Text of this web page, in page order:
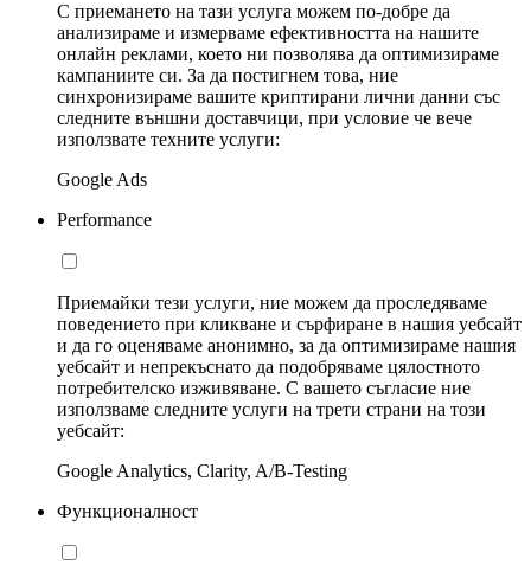
С приемането на тази услуга можем по-добре да
анализираме и измерваме ефективността на нашите
онлайн реклами, което ни позволява да оптимизираме
кампаниите си. За да постигнем това, ние
синхронизираме вашите криптирани лични данни със
следните външни доставчици, при условие че вече
използвате техните услуги:
Google Ads
Performance
Приемайки тези услуги, ние можем да проследяваме
поведението при кликване и сърфиране в нашия уебсайт
и да го оценяваме анонимно, за да оптимизираме нашия
уебсайт и непрекъснато да подобряваме цялостното
потребителско изживяване. С вашето съгласие ние
използваме следните услуги на трети страни на този
уебсайт:
Google Analytics, Clarity, A/B-Testing
Функционалност